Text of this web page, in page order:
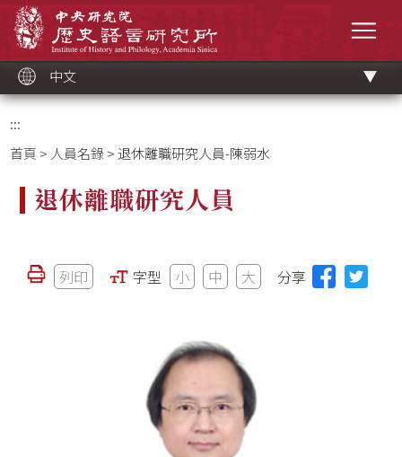
中文
:::
首頁 > 人員名錄> 退休離職研究人員-陳弱水
退休離職研究人員
列印 字型 小 中 大 分享